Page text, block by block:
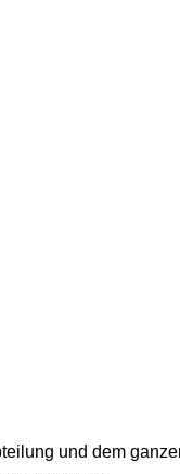
und dem